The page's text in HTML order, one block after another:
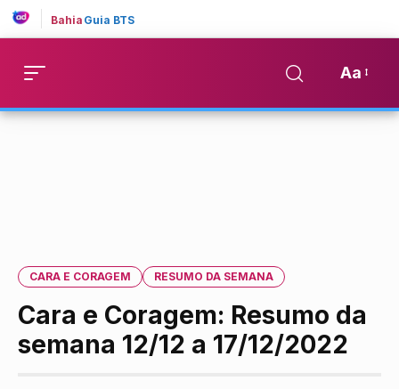
Bahia Guia BTS
Aa
CARA E CORAGEM RESUMO DA SEMANA
Cara e Coragem: Resumo da
semana 12/12 a 17/12/2022